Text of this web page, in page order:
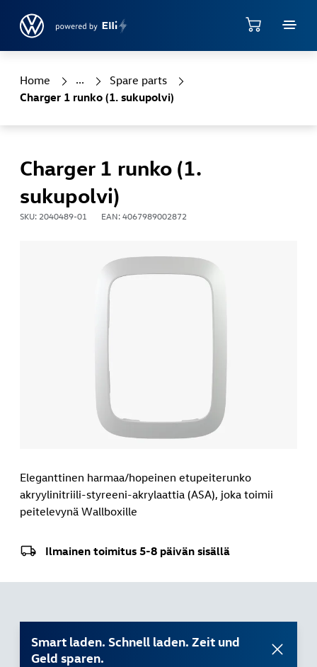
Home Shop Spare parts
Charger 1 runko (1. sukupolvi)
Charger 1 runko (1.
sukupolvi)
SKU: 2040489-01 EAN: 4067989002872
Eleganttinen harmaa/hopeinen etupeiterunko
akryylinitriili-styreeni-akrylaattia (ASA), joka toimii
peitelevynä Wallboxille
Ilmainen toimitus 5-8 päivän sisällä
Smart laden. Schnell laden. Zeit und
Geld sparen.